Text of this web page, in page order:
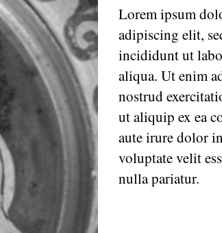
Lorem ipsum
adipiscing elit,
incididunt ut
aliqua. Ut enim
nostrud
ut aliquip ex ea
aute irure dolor
voluptate velit
nulla pariatur.